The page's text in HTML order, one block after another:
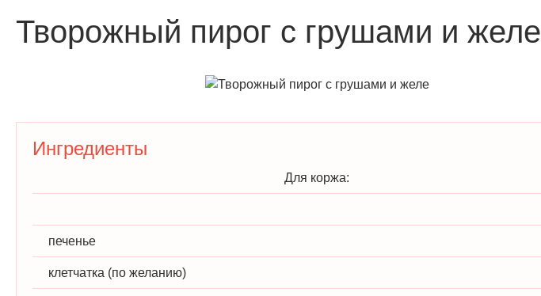
Творожный пирог с грушами и желе
Ингредиенты
Для коржа:
печенье
клетчатка (по желанию)